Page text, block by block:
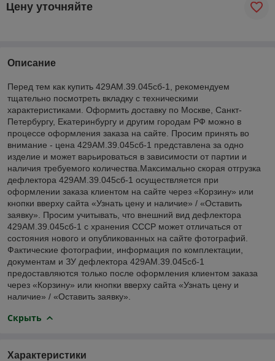
Цену уточняйте
Описание
Перед тем как купить 429АМ.39.045сб-1, рекомендуем
тщательно посмотреть вкладку с техническими
характеристиками. Оформить доставку по Москве, Санкт-
Петербургу, Екатеринбургу и другим городам РФ можно в
процессе оформления заказа на сайте. Просим принять во
внимание - цена 429АМ.39.045сб-1 представлена за одно
изделие и может варьироваться в зависимости от партии и
наличия требуемого количества.Максимально скорая отгрузка
дефлектора 429АМ.39.045сб-1 осуществляется при
оформлении заказа клиентом на сайте через «Корзину» или
кнопки вверху сайта «Узнать цену и наличие» / «Оставить
заявку». Просим учитывать, что внешний вид дефлектора
429АМ.39.045сб-1 с хранения СССР может отличаться от
состояния нового и опубликованных на сайте фотографий.
Фактические фотографии, информация по комплектации,
документам и ЗУ дефлектора 429АМ.39.045сб-1
предоставляются только после оформления клиентом заказа
через «Корзину» или кнопки вверху сайта «Узнать цену и
наличие» / «Оставить заявку».
Скрыть
Характеристики